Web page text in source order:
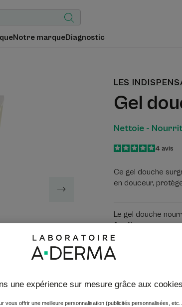
Notre marqueDiagnostic
LES
Gel
Nettoie -
5
/
5
4 avis
Ce gel douche
en douceur,
Le gel douche
famille
90% d'ingrédients
l’agriculture
Tube Tube
200ml
une expérience sur mesure grâce aux cookies
vous offrir une meilleure personnalisation (publicités personnalisées,